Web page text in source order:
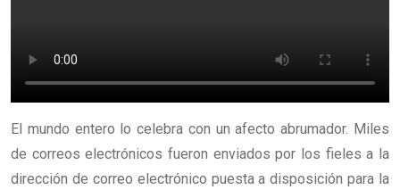
El mundo entero lo celebra con un afecto abrumador. Miles
de correos electrónicos fueron enviados por los fieles a la
dirección de correo electrónico puesta a disposición para la